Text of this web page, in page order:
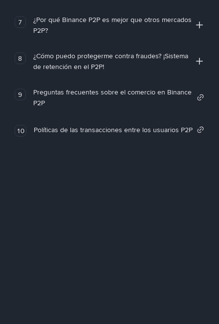
7
¿Por qué Binance P2P es mejor que otros mercados
P2P?
8
¿Cómo puedo protegerme contra fraudes? ¡Sistema
de retención en el P2P!
9
Preguntas frecuentes sobre el comercio en Binance
P2P
10 Políticas de las transacciones entre los usuarios P2P